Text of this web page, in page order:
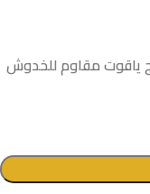
ياقوت مقاوم للخدوش